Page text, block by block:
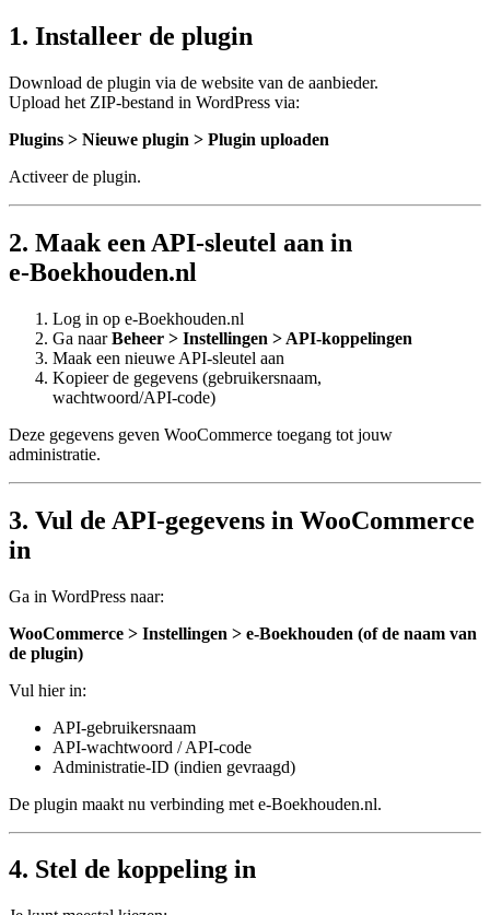
1. Installeer de plugin
Download de plugin via de website van de aanbieder.
Upload het ZIP‑bestand in WordPress via:
Plugins > Nieuwe plugin > Plugin uploaden
Activeer de plugin.
2. Maak een API‑sleutel aan in
e‑Boekhouden.nl
Log in op e‑Boekhouden.nl
Ga naarBeheer > Instellingen > API‑koppelingen
Maak een nieuwe API‑sleutel aan
Kopieer de gegevens (gebruikersnaam,
wachtwoord/API‑code)
Deze gegevens geven WooCommerce toegang tot jouw
administratie.
3. Vul de API‑gegevens in WooCommerce
in
Ga in WordPress naar:
WooCommerce > Instellingen > e‑Boekhouden (of de naam van
de plugin)
Vul hier in:
API‑gebruikersnaam
API‑wachtwoord / API‑code
Administratie‑ID (indien gevraagd)
De plugin maakt nu verbinding met e‑Boekhouden.nl.
4. Stel de koppeling in